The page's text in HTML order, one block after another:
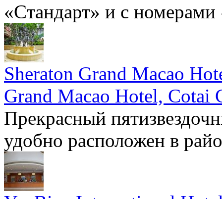
«Cтандарт» и с
Sheraton Grand Macao
Grand Macao Hotel, Cotai
Прекрасный
удобно расположен в